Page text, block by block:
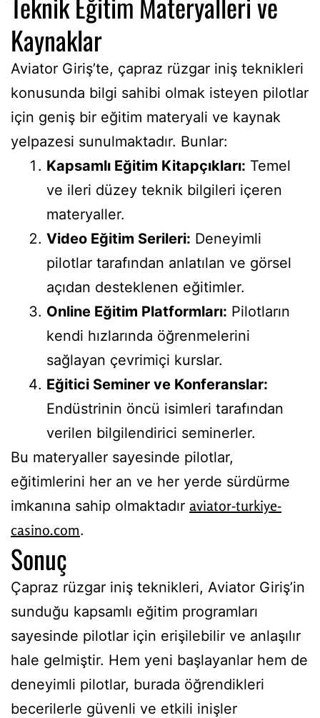
Kaynaklar
Aviator Giriş’te, çapraz rüzgar iniş teknikleri
konusunda bilgi sahibi olmak isteyen pilotlar
için geniş bir eğitim materyali ve kaynak
yelpazesi sunulmaktadır. Bunlar:
Kapsamlı Eğitim Kitapçıkları: Temel
ve ileri düzey teknik bilgileri içeren
materyaller.
Video Eğitim Serileri: Deneyimli
pilotlar tarafından anlatılan ve görsel
açıdan desteklenen eğitimler.
Online Eğitim Platformları: Pilotların
kendi hızlarında öğrenmelerini
sağlayan çevrimiçi kurslar.
Eğitici Seminer ve Konferanslar:
Endüstrinin öncü isimleri tarafından
verilen bilgilendirici seminerler.
Bu materyaller sayesinde pilotlar,
eğitimlerini her an ve her yerde sürdürme
imkanına sahip olmaktadır aviator-turkiye-
casino.com.
Sonuç
Çapraz rüzgar iniş teknikleri, Aviator Giriş’in
sunduğu kapsamlı eğitim programları
sayesinde pilotlar için erişilebilir ve anlaşılır
hale gelmiştir. Hem yeni başlayanlar hem de
deneyimli pilotlar, burada öğrendikleri
becerilerle güvenli ve etkili inişler